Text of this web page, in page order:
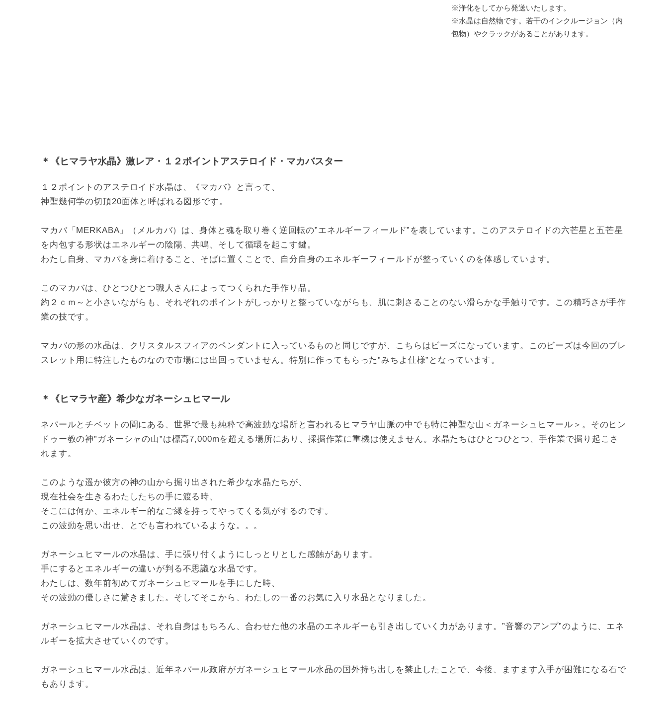
※浄化をしてから発送いたします。
※水晶は自然物です。若干のインクルージョン（内
包物）やクラックがあることがあります。
＊《ヒマラヤ水晶》激レア・１２ポイントアステロイド・マカバスター
１２ポイントのアステロイド水晶は、《マカバ》と言って、
神聖幾何学の切頂20面体と呼ばれる図形です。
マカバ「MERKABA」（メルカバ）は、身体と魂を取り巻く逆回転の”エネルギーフィールド”を表しています。このアステロイドの六芒星と五芒星
を内包する形状はエネルギーの陰陽、共鳴、そして循環を起こす鍵。
わたし自身、マカバを身に着けること、そばに置くことで、自分自身のエネルギーフィールドが整っていくのを体感しています。
このマカバは、ひとつひとつ職人さんによってつくられた手作り品。
約２ｃｍ～と小さいながらも、それぞれのポイントがしっかりと整っていながらも、肌に刺さることのない滑らかな手触りです。この精巧さが手作
業の技です。
マカバの形の水晶は、クリスタルスフィアのペンダントに入っているものと同じですが、こちらはビーズになっています。このビーズは今回のブレ
スレット用に特注したものなので市場には出回っていません。特別に作ってもらった”みちよ仕様”となっています。
＊《ヒマラヤ産》希少なガネーシュヒマール
ネパールとチベットの間にある、世界で最も純粋で高波動な場所と言われるヒマラヤ山脈の中でも特に神聖な山＜ガネーシュヒマール＞。そのヒン
ドゥー教の神”ガネーシャの山”は標高7,000mを超える場所にあり、採掘作業に重機は使えません。水晶たちはひとつひとつ、手作業で掘り起こさ
れます。
このような遥か彼方の神の山から掘り出された希少な水晶たちが、
現在社会を生きるわたしたちの手に渡る時、
そこには何か、エネルギー的なご縁を持ってやってくる気がするのです。
この波動を思い出せ、とでも言われているような。。。
ガネーシュヒマールの水晶は、手に張り付くようにしっとりとした感触があります。
手にするとエネルギーの違いが判る不思議な水晶です。
わたしは、数年前初めてガネーシュヒマールを手にした時、
その波動の優しさに驚きました。そしてそこから、わたしの一番のお気に入り水晶となりました。
ガネーシュヒマール水晶は、それ自身はもちろん、合わせた他の水晶のエネルギーも引き出していく力があります。”音響のアンプ”のように、エネ
ルギーを拡大させていくのです。
ガネーシュヒマール水晶は、近年ネパール政府がガネーシュヒマール水晶の国外持ち出しを禁止したことで、今後、ますます入手が困難になる石で
もあります。